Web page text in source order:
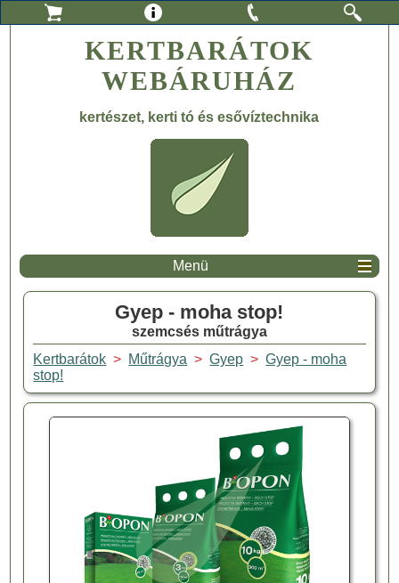
KERTBARÁTOK
WEBÁRUHÁZ
kertészet, kerti tó és esővíztechnika
Menü
Gyep - moha stop!
szemcsés műtrágya
Kertbarátok > Műtrágya >Gyep >Gyep - moha
stop!